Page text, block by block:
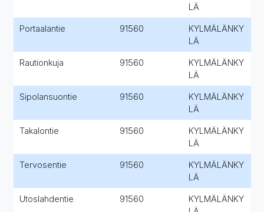
LÄ
Portaalantie 91560
KYLMÄLÄNKY
LÄ
Rautionkuja 91560
KYLMÄLÄNKY
LÄ
Sipolansuontie 91560
KYLMÄLÄNKY
LÄ
Takalontie 91560
KYLMÄLÄNKY
LÄ
Tervosentie 91560
KYLMÄLÄNKY
LÄ
Utoslahdentie 91560
KYLMÄLÄNKY